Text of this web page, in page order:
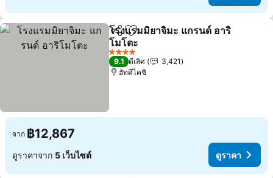
แชร์ เพิ่มในรายการโปรด
โรงแรมมิยาจิมะ แกรนด์ อาริ
โมโตะ
ดูราคา
4 ดาว
9.1 ดีเลิศ
3,421
ฮัทศึไคชิ
จาก ฿12,867
ดูราคาจาก 5 เว็บไซต์ ดูราคา